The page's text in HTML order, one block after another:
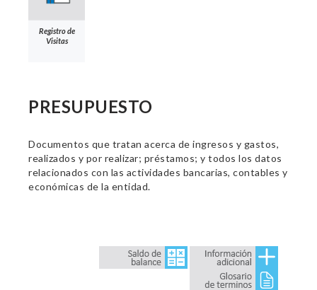
Registro de
Visitas
PRESUPUESTO
Documentos que tratan acerca de ingresos y gastos,
realizados y por realizar; préstamos; y todos los datos
relacionados con las actividades bancarias, contables y
económicas de la entidad.